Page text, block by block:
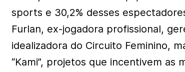
sports e 30,2% desses
Furlan, ex-jogadora profissional,
idealizadora do Circuito Feminino,
“Kami”, projetos que incentivem as